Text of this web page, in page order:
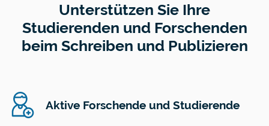
Unterstützen Sie Ihre
Studierenden und Forschenden
beim Schreiben und Publizieren
Aktive Forschende und Studierende